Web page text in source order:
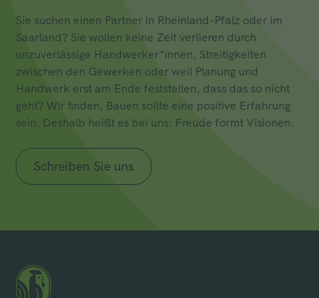
Sie suchen einen Partner in Rheinland-Pfalz oder im
Saarland? Sie wollen keine Zeit verlieren durch
unzuverlässige Handwerker*innen, Streitigkeiten
zwischen den Gewerken oder weil Planung und
Handwerk erst am Ende feststellen, dass das so nicht
geht? Wir finden, Bauen sollte eine positive Erfahrung
sein. Deshalb heißt es bei uns: Freude formt Visionen.
Schreiben Sie uns